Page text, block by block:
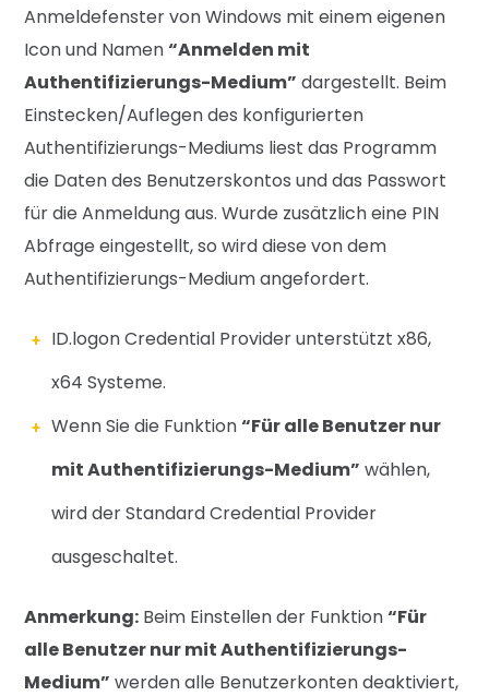
Anmeldefenster von Windows mit einem eigenen
Icon und Namen“Anmelden mit
Authentifizierungs-Medium” dargestellt. Beim
Einstecken/Auflegen des konfigurierten
Authentifizierungs-Mediums liest das Programm
die Daten des Benutzerskontos und das Passwort
für die Anmeldung aus. Wurde zusätzlich eine PIN
Abfrage eingestellt, so wird diese von dem
Authentifizierungs-Medium angefordert.
ID.logon Credential Provider unterstützt x86,
x64 Systeme.
Wenn Sie die Funktion“Für alle Benutzer nur
mit Authentifizierungs-Medium” wählen,
wird der Standard Credential Provider
ausgeschaltet.
Anmerkung: Beim Einstellen der Funktion“Für
alle Benutzer nur mit Authentifizierungs-
Medium” werden alle Benutzerkonten deaktiviert,